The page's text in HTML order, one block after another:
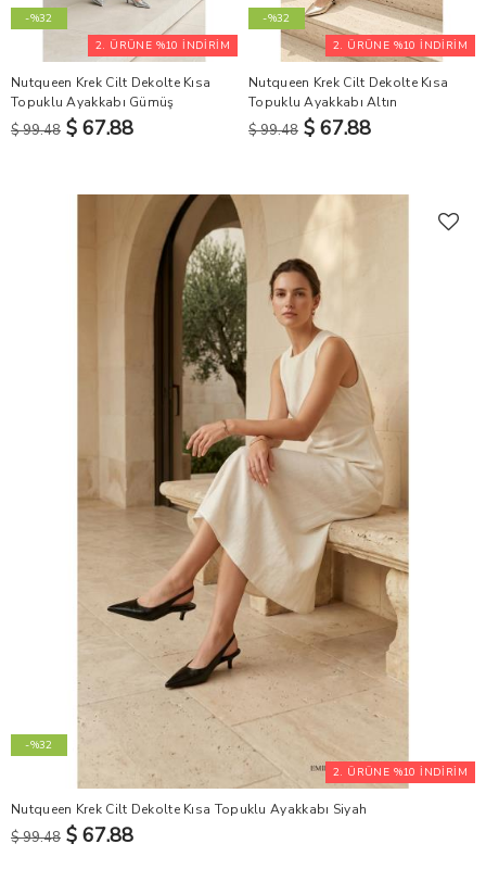
2. ÜRÜNE %10 İNDİRİM
-%32
Nutqueen Krek Cilt Dekolte Kısa
Topuklu Ayakkabı Gümüş
$ 99.48 $ 67.88
2. ÜRÜNE %10 İNDİRİM
-%32
Nutqueen Krek Cilt Dekolte Kısa
Topuklu Ayakkabı Altın
$ 99.48 $ 67.88
2. ÜRÜNE %10 İNDİRİM
-%32
Nutqueen Krek Cilt Dekolte Kısa Topuklu Ayakkabı Siyah
$ 99.48 $ 67.88